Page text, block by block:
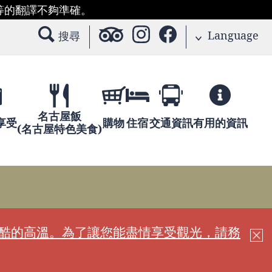
翻譯不夠準確。
搜尋
Language
受
名古屋飯
(名古屋特色美食)購物住宿交通資訊有用的資訊
的高溫。為了讓您能盡情享受觀光，請務